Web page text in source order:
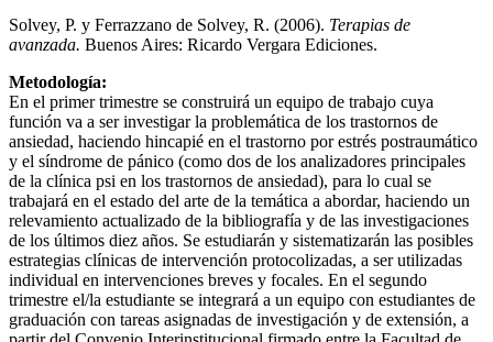
Solvey, P. y Ferrazzano de Solvey, R. (2006). Terapias de
avanzada. Buenos Aires: Ricardo Vergara Ediciones.
Metodología:
En el primer trimestre se construirá un equipo de trabajo cuya
función va a ser investigar la problemática de los trastornos de
ansiedad, haciendo hincapié en el trastorno por estrés postraumático
y el síndrome de pánico (como dos de los analizadores principales
de la clínica psi en los trastornos de ansiedad), para lo cual se
trabajará en el estado del arte de la temática a abordar, haciendo un
relevamiento actualizado de la bibliografía y de las investigaciones
de los últimos diez años. Se estudiarán y sistematizarán las posibles
estrategias clínicas de intervención protocolizadas, a ser utilizadas
individual en intervenciones breves y focales. En el segundo
trimestre el/la estudiante se integrará a un equipo con estudiantes de
graduación con tareas asignadas de investigación y de extensión, a